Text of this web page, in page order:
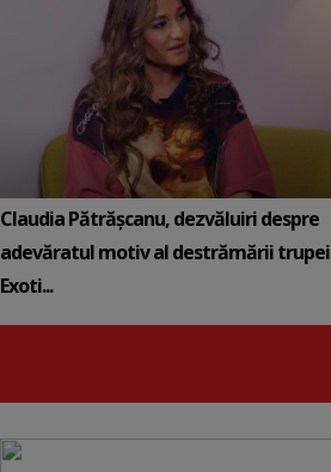
Claudia Pătrășcanu, dezvăluiri despre
adevăratul motiv al destrămării trupei
Exoti...